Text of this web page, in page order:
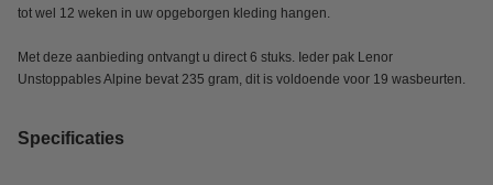
tot wel 12 weken in uw opgeborgen kleding hangen.
Met deze aanbieding ontvangt u direct 6 stuks. Ieder pak Lenor
Unstoppables Alpine bevat 235 gram, dit is voldoende voor 19 wasbeurten.
Specificaties